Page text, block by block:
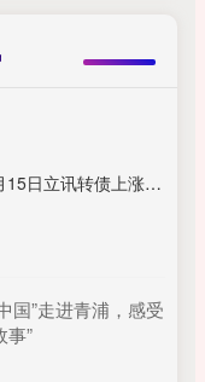
配查网 7月15日立讯转债上涨0.5%，转股溢价率79.47%
国”走进青浦，感受
事”